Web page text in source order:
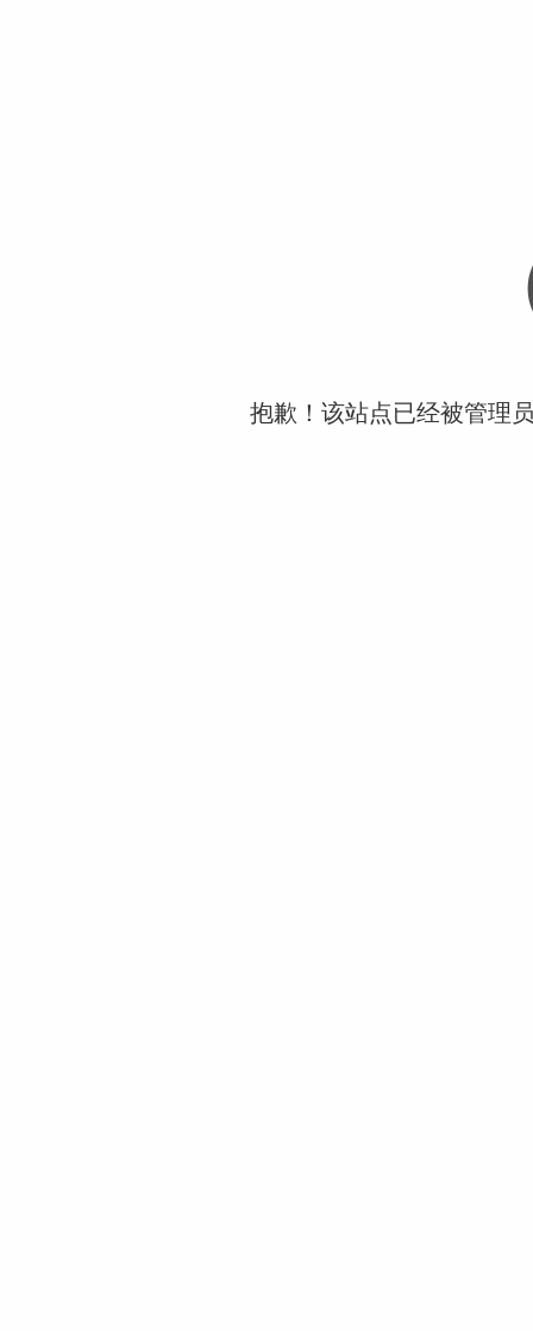
抱歉！该站点已经被管理